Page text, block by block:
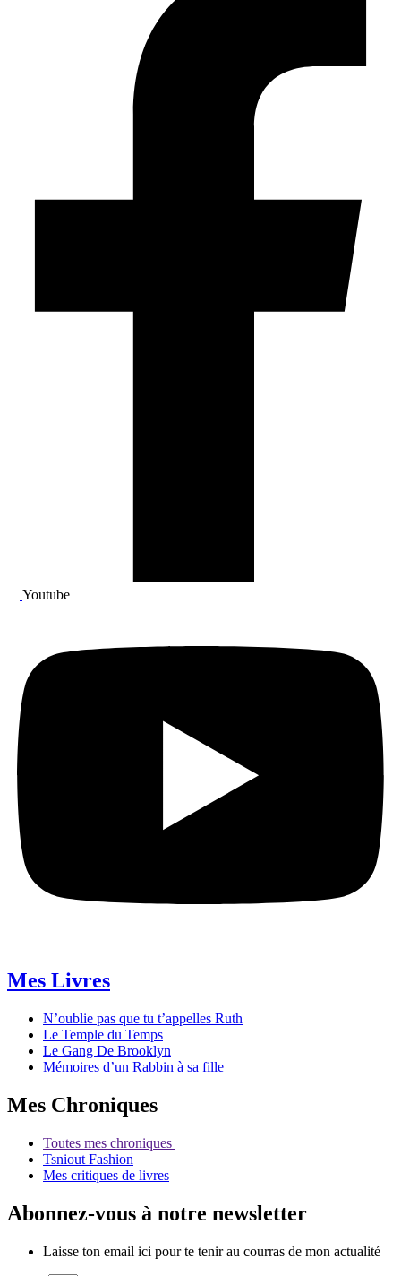
Youtube
Mes Livres
N’oublie pas que tu t’appelles Ruth
Le Temple du Temps
Le Gang De Brooklyn
Mémoires d’un Rabbin à sa fille
Mes Chroniques
Toutes mes chroniques
Tsniout Fashion
Mes critiques de livres
Abonnez-vous à notre newsletter
Laisse ton email ici pour te tenir au courras de mon actualité